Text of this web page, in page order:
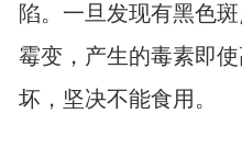
陷。一旦发现有黑色
霉变，产生的毒素即
坏，坚决不能食用。